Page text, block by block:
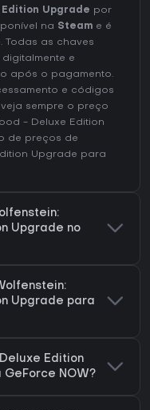
Upgrade por
na Steam e é
Todas as chaves
e
após o pagamento.
e códigos
sempre o preço
- Deluxe Edition
de preços de
Upgrade para
Upgrade no
Upgrade para
Edition
NOW?